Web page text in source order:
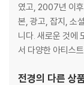
였고, 2007년 이
본, 광고, 잡지, 소
니다. 새로운 것에
서 다양한 아티스
전경의 다른 상